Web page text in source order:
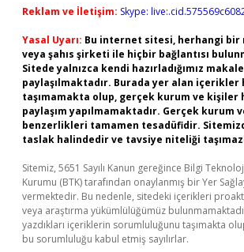
Reklam ve İletişim: Skype:
Yasal Uyarı: Bu internet sitesi, herhangi bir
veya şahıs şirketi ile hiçbir bağlantısı
Sitede yalnızca kendi hazırladığımız
paylaşılmaktadır. Burada yer alan
taşımamakta olup, gerçek kurum ve kişiler
paylaşım yapılmamaktadır. Gerçek kurum
benzerlikleri tamamen tesadüfidir.
taslak halindedir ve tavsiye niteliği
Sitemiz, 5651 Sayılı Kanun gereğince Bilgi
Kurumu (BTK) tarafından onaylanmış bir Yer
vermektedir. Bu nedenle, sitedeki içerikleri
veya araştırma yükümlülüğümüz
yazdıkları içeriklerin sorumluluğunu taşımakta
bu sorumluluğu kabul etmiş sayılırlar.